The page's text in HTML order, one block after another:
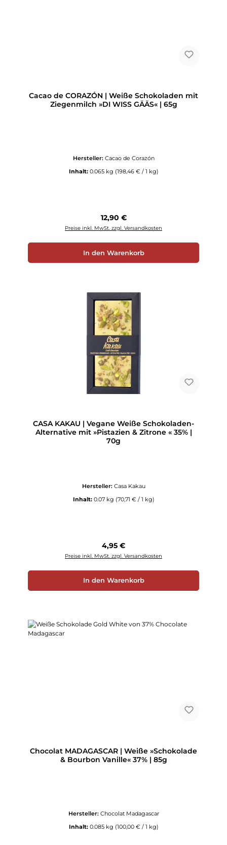
Cacao de CORAZÓN | Weiße Schokoladen mit
Ziegenmilch »DI WISS GÄÄS« | 65g
Hersteller: Cacao de Corazón
Inhalt: 0.065 kg (198,46 € / 1 kg)
Regulärer Preis:
12,90 €
Preise inkl. MwSt. zzgl. Versandkosten
In den Warenkorb
CASA KAKAU | Vegane Weiße Schokoladen-
Alternative mit »Pistazien & Zitrone « 35% |
70g
Hersteller: Casa Kakau
Inhalt: 0.07 kg (70,71 € / 1 kg)
Regulärer Preis:
4,95 €
Preise inkl. MwSt. zzgl. Versandkosten
In den Warenkorb
Chocolat MADAGASCAR | Weiße »Schokolade
& Bourbon Vanille« 37% | 85g
Hersteller: Chocolat Madagascar
Inhalt: 0.085 kg (100,00 € / 1 kg)